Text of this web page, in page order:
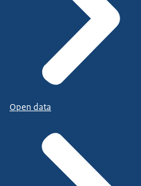
Open data